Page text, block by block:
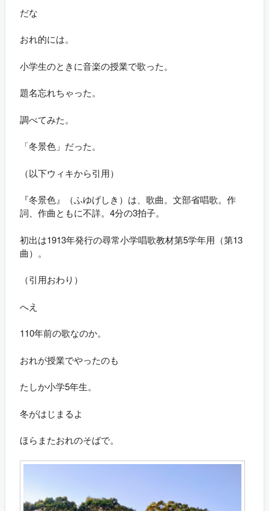
だな
おれ的には。
小学生のときに音楽の授業で歌った。
題名忘れちゃった。
調べてみた。
「冬景色」だった。
（以下ウィキから引用）
『冬景色』（ふゆげしき）は、歌曲。文部省唱歌。作
詞、作曲ともに不詳。4分の3拍子。
初出は1913年発行の尋常小学唱歌教材第5学年用（第13
曲）。
（引用おわり）
へえ
110年前の歌なのか。
おれが授業でやったのも
たしか小学5年生。
冬がはじまるよ
ほらまたおれのそばで。